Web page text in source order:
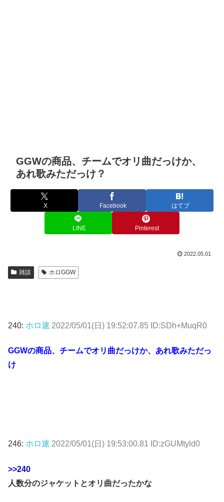
GGWの商品、チームでオリ曲だっけか、
あれ歌みただっけ？
X Facebook はてブ
LINE Pinterest
2022.05.01
雑談 ホロGGW
240: ホロ速 2022/05/01(日) 19:52:07.85 ID:SDh+MuqR0
GGWの商品、チームでオリ曲だっけか、あれ歌みただっ
け
246: ホロ速 2022/05/01(日) 19:53:00.81 ID:zGUMtyld0
>>240
人数分のジャケットとオリ曲だったかな